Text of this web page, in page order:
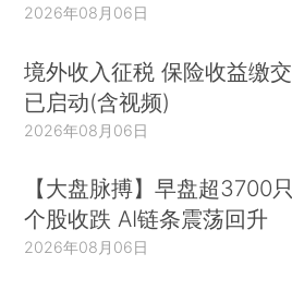
2026年08月06日
境外收入征税 保险收益缴交
已启动(含视频)
2026年08月06日
【大盘脉搏】早盘超3700只
个股收跌 AI链条震荡回升
2026年08月06日